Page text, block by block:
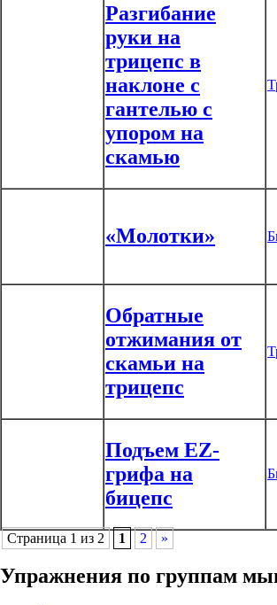
Разгибание
руки на
трицепс в
наклоне с
гантелью с
упором на
скамью
«Молотки»
Обратные
отжимания от
скамьи на
трицепс
Подъем EZ-
грифа на
бицепс
Страница 1 из 2 1 2 »
Упражнения по группам